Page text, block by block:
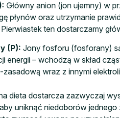
Główny anion (jon ujemny) w
płynów oraz utrzymanie
ten dostarczamy
(P): Jony fosforu (fosforany)
energii – wchodzą w skład
wraz z innymi
dieta dostarcza zazwyczaj
uniknąć niedoborów